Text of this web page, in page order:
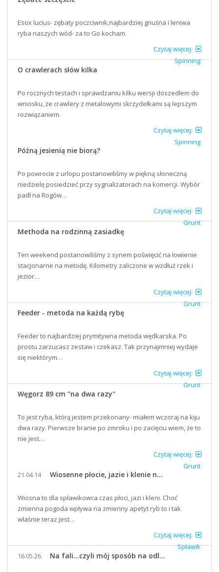
Esox lucius- zębaty poczciwnik,najbardziej gnuśna i leniwa
ryba naszych wód- za to Go kocham.
Czytaj więcej:
Spinning
O crawlerach słów kilka
Po rocznych testach i sprawdzaniu kilku wersji doszedłem do
wniosku, że crawlery z metalowymi skrzydełkami są lepszym
rozwiązaniem.
Czytaj więcej:
Spinning
Późną jesienią nie biorą?
Po powrocie z urlopu postanowiliśmy w piękną słoneczną
niedzielę posiedzieć przy sygnalizatorach na komercji. Wybór
padł na Rogów…
Czytaj więcej:
Grunt
Methoda na rodzinną zasiadkę
Ten weekend postanowiliśmy z synem poświęcić na łowienie
stacjonarne na metodę. Kilometry zaliczone w wzdłuż rzek i
jezior…
Czytaj więcej:
Grunt
Feeder - metoda na każdą rybę
Feeder to najbardziej prymitywna metoda wędkarska. Po
prostu zarzucasz zestaw i czekasz. Tak przynajmniej wydaje
się niektórym…
Czytaj więcej:
Grunt
Węgorz 89 cm "na dwa razy"
To jest ryba, którą jestem przekonany- miałem wczoraj na kiju
dwa razy. Pierwsze branie po zmroku i po zacięciu wiem, że to
nie jest…
Czytaj więcej:
Grunt
21.04.14
Wiosenne płocie, jazie i klenie n...
Wiosna to dla spławikowca czas płoci, jazi i kleni. Choć
zmienna pogoda wpływa na zmienny apetyt ryb to i tak
właśnie teraz jest…
Czytaj więcej:
Spławik
16.05.26
Na fali...czyli mój sposób na odl...